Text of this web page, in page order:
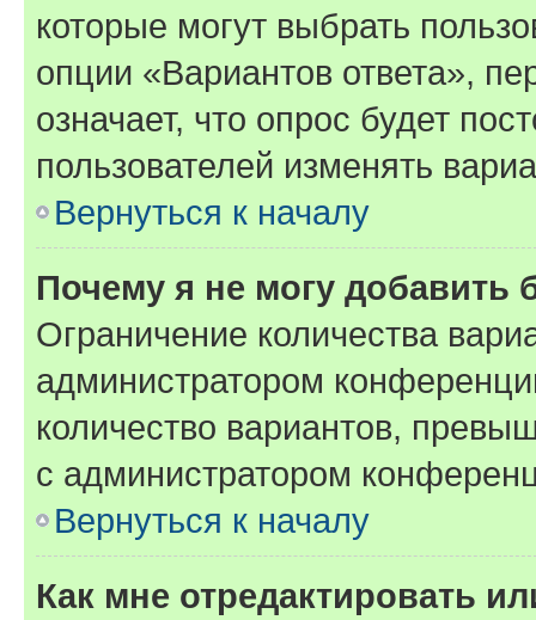
которые могут выбрать
опции «Вариантов ответа»,
означает, что опрос будет
пользователей изменять
Вернуться к началу
Почему я не могу добавить
Ограничение количества
администратором
количество вариантов,
с администратором
Вернуться к началу
Как мне отредактировать